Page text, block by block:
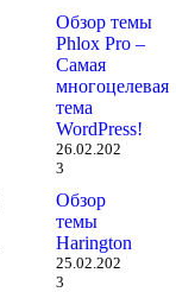
Обзор темы
Phlox Pro –
Самая
многоцелевая
тема
WordPress!
26.02.202
3
Обзор
темы
Harington
25.02.202
3